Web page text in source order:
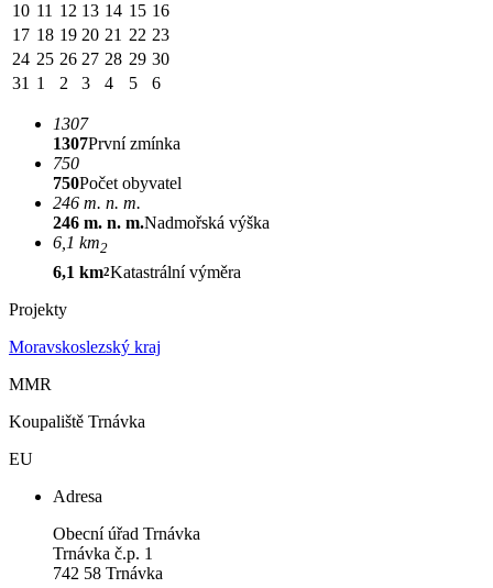
10 11 12 13 14 15 16
17 18 19 20 21 22 23
24 25 26 27 28 29 30
31 1 2 3 4 5 6
1307
1307První zmínka
750
750Počet obyvatel
246 m. n. m.
246 m. n. m.Nadmořská výška
6,1 km2
6,1 km2Katastrální výměra
Projekty
Moravskoslezský kraj
MMR
Koupaliště Trnávka
EU
Adresa
Obecní úřad Trnávka
Trnávka č.p. 1
742 58 Trnávka